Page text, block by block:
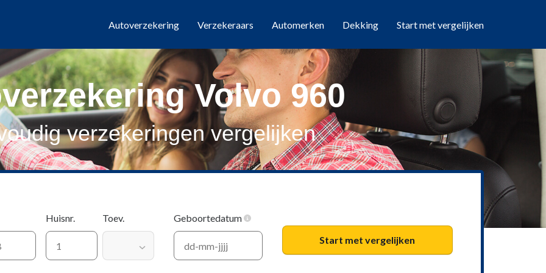
Autoverzekering Verzekeraars Automerken Dekking Start met vergelijken
Volvo 960
verzekeringen vergelijken
Huisnr. Toev.
Geboortedatum
Start met vergelijken